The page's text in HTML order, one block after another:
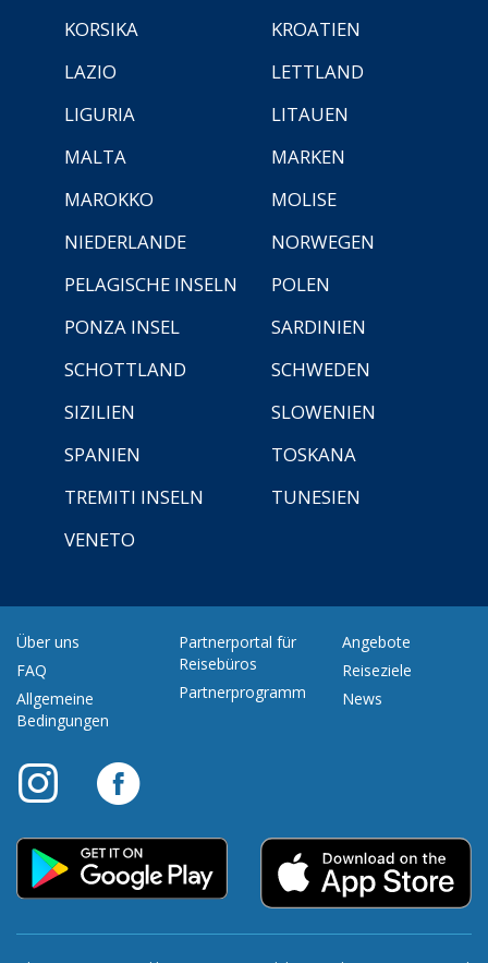
KORSIKA
KROATIEN
LAZIO
LETTLAND
LIGURIA
LITAUEN
MALTA
MARKEN
MAROKKO
MOLISE
NIEDERLANDE
NORWEGEN
PELAGISCHE INSELN
POLEN
PONZA INSEL
SARDINIEN
SCHOTTLAND
SCHWEDEN
SIZILIEN
SLOWENIEN
SPANIEN
TOSKANA
TREMITI INSELN
TUNESIEN
VENETO
Über uns
FAQ
Allgemeine
Bedingungen
Partnerportal für
Reisebüros
Partnerprogramm
Angebote
Reiseziele
News